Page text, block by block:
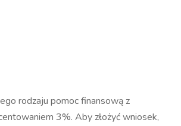
rodzaju pomoc finansową z
3%. Aby złożyć wniosek,